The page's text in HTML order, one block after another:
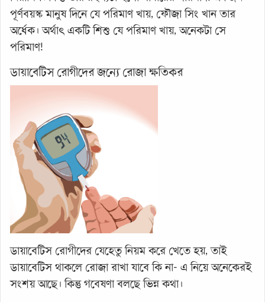
পূর্ণবয়স্ক মানুষ দিনে যে পরিমাণ খায়, ফৌজা সিং খান তার
অর্ধেক। অর্থাৎ একটি শিশু যে পরিমাণ খায়, অনেকটা সে
পরিমাণ!
ডায়াবেটিস রোগীদের জন্যে রোজা ক্ষতিকর
ডায়াবেটিস রোগীদের যেহেতু নিয়ম করে খেতে হয়, তাই
ডায়াবেটিস থাকলে রোজা রাখা যাবে কি না- এ নিয়ে অনেকেরই
সংশয় আছে। কিন্তু গবেষণা বলছে ভিন্ন কথা।